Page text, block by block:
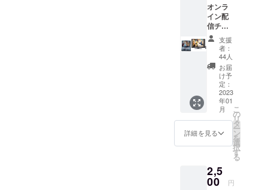
オンラ
イン配
信チ
ケット
のみ支援
者：
44人
お届
け予
定：
2023
年01
月
詳細を見る
こ
の
リ
タ
ー
ン
を
選
択
す
る
2,5
00 円